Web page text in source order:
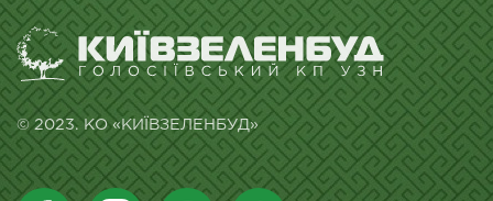
© 2023. КО «КИЇВЗЕЛЕНБУД»